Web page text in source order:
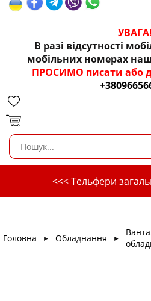
УВАГА!
В разі відсутності
мобільних номерах
ПРОСИМО писати або
<<< Тельфери
Головна ► Обладнання ►